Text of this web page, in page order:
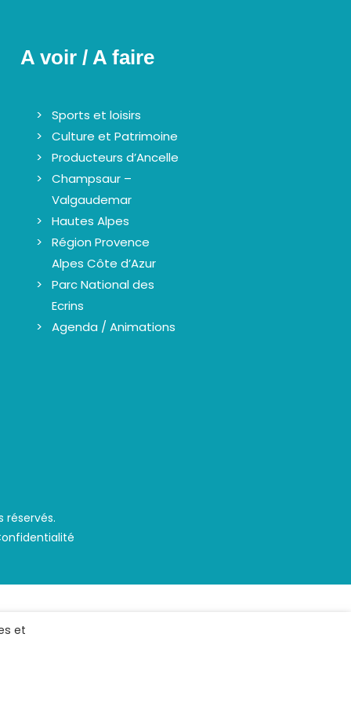
A voir / A faire
Sports et loisirs
Culture et Patrimoine
Producteurs d’Ancelle
Champsaur –
Valgaudemar
Hautes Alpes
Région Provence
Alpes Côte d’Azur
Parc National des
Ecrins
Agenda / Animations
réservés.
et